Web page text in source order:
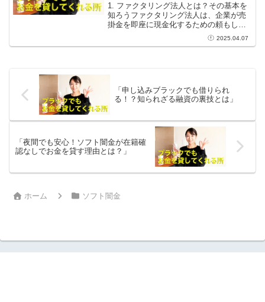
1. ファクタリング法人とは？その基本を
知ろうファクタリング法人は、企業が売
掛金を即座に現金化するための頼もしい
サポーターです。売掛金が入金されるま
での長い待機時間に悩む企業にとって、
2025.04.07
「申し込みブラックでも借りられ
る！？知られざる融資の裏技とは」
「夜間でも安心！ソフト闇金が在籍確
認なしでお金を貸す理由とは？」
ホーム ソフト闇金